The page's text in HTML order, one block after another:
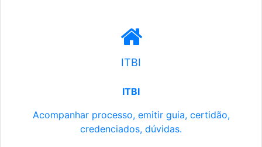
ITBI
ITBI
Acompanhar processo, emitir guia, certidão,
credenciados, dúvidas.